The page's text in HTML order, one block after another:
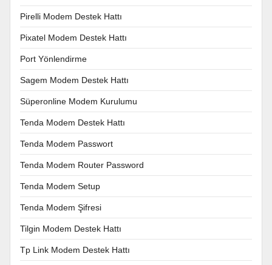
Pirelli Modem Destek Hattı
Pixatel Modem Destek Hattı
Port Yönlendirme
Sagem Modem Destek Hattı
Süperonline Modem Kurulumu
Tenda Modem Destek Hattı
Tenda Modem Passwort
Tenda Modem Router Password
Tenda Modem Setup
Tenda Modem Şifresi
Tilgin Modem Destek Hattı
Tp Link Modem Destek Hattı